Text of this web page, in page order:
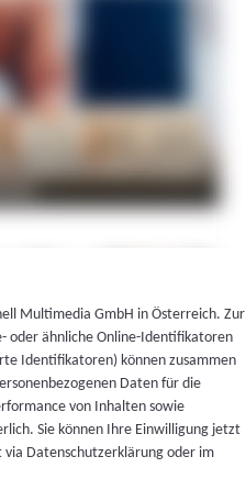
Multimedia GmbH in Österreich. Zur
oder ähnliche Online-Identifikatoren
Identifikatoren) können zusammen
Daten für die
von Inhalten sowie
Sie können Ihre Einwilligung jetzt
via Datenschutzerklärung oder im